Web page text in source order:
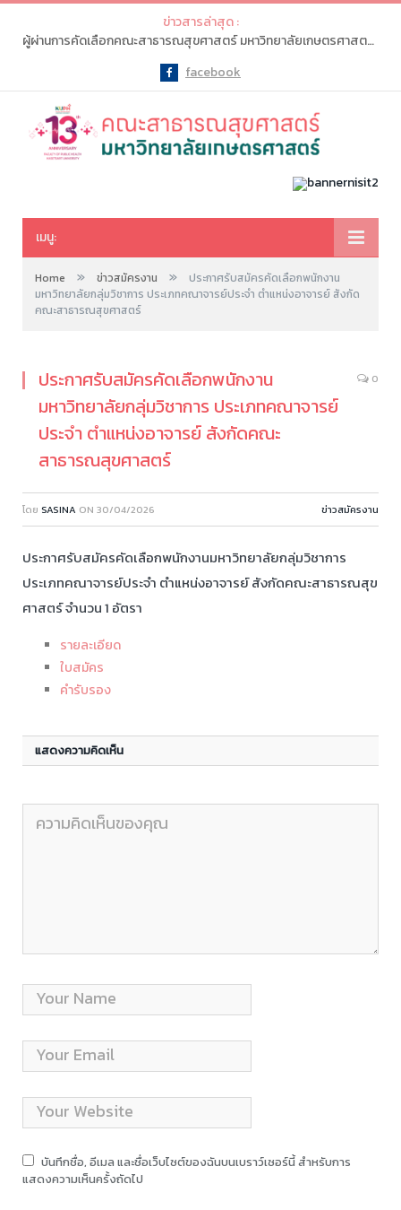
ข่าวสารล่าสุด :
ผู้ผ่านการคัดเลือกคณะสาธารณสุขศาสตร์ มหาวิทยาลัยเกษตรศาสตร์ จะต้องเข้าไปทำรายการ “ยืนยันสิทธิ์” ในระบบ myTCAS (ครั้งที่ 1) ในวันที่ 20-21 พ.ค. 2569
Facebook
facebook
เมนู:
Home » ข่าวสมัครงาน »
ประกาศรับสมัครคัดเลือกพนักงาน
มหาวิทยาลัยกลุ่มวิชาการ ประเภทคณาจารย์ประจำ ตำแหน่งอาจารย์ สังกัด
คณะสาธารณสุขศาสตร์
ประกาศรับสมัครคัดเลือกพนักงาน
มหาวิทยาลัยกลุ่มวิชาการ ประเภทคณาจารย์
ประจำ ตำแหน่งอาจารย์ สังกัดคณะ
สาธารณสุขศาสตร์
0
โดย SASINA ON 30/04/2026 ข่าวสมัครงาน
ประกาศรับสมัครคัดเลือกพนักงานมหาวิทยาลัยกลุ่มวิชาการ
ประเภทคณาจารย์ประจำ ตำแหน่งอาจารย์ สังกัดคณะสาธารณสุข
ศาสตร์ จำนวน 1 อัตรา
รายละเอียด
ใบสมัคร
คำรับรอง
แสดงความคิดเห็น
บันทึกชื่อ, อีเมล และชื่อเว็บไซต์ของฉันบนเบราว์เซอร์นี้ สำหรับการ
แสดงความเห็นครั้งถัดไป